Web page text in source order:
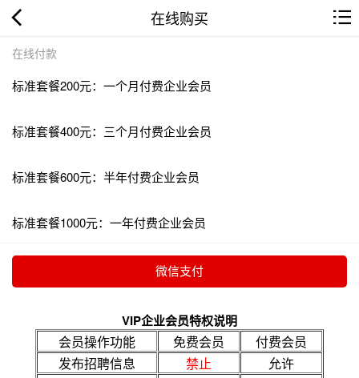
在线购买
在线付款
标准套餐200元：一个月付费企业会员
标准套餐400元：三个月付费企业会员
标准套餐600元：半年付费企业会员
标准套餐1000元：一年付费企业会员
VIP企业会员特权说明
会员操作功能 免费会员
付费会员
发布招聘信息
禁止
允许